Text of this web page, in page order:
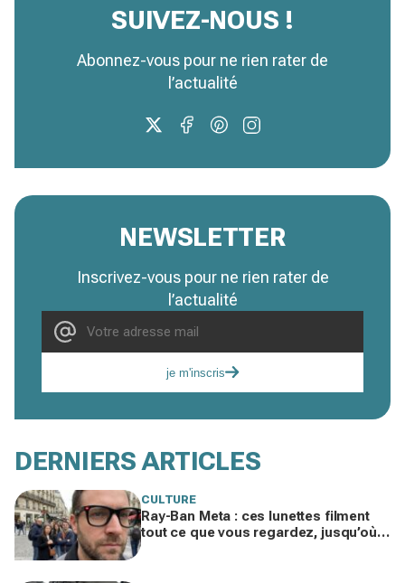
SUIVEZ-NOUS !
Abonnez-vous pour ne rien rater de
l’actualité
NEWSLETTER
Inscrivez-vous pour ne rien rater de
l’actualité
je m'inscris
DERNIERS ARTICLES
CULTURE
Ray-Ban Meta : ces lunettes filment
tout ce que vous regardez, jusqu’où